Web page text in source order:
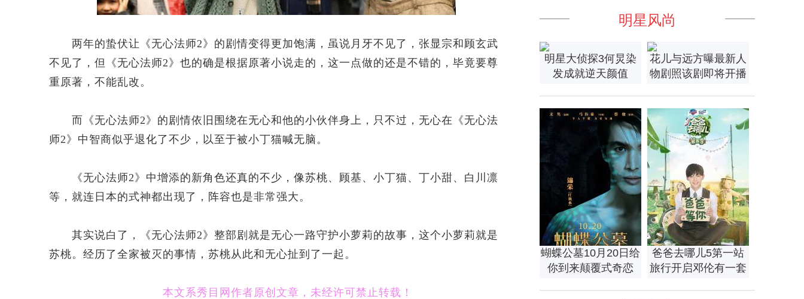
两年的蛰伏让《无心法师2》的剧情变得更加饱满，虽说月牙不见了，张显宗和顾玄武
不见了，但《无心法师2》也的确是根据原著小说走的，这一点做的还是不错的，毕竟要尊
重原著，不能乱改。
而《无心法师2》的剧情依旧围绕在无心和他的小伙伴身上，只不过，无心在《无心法
师2》中智商似乎退化了不少，以至于被小丁猫喊无脑。
《无心法师2》中增添的新角色还真的不少，像苏桃、顾基、小丁猫、丁小甜、白川凛
等，就连日本的式神都出现了，阵容也是非常强大。
其实说白了，《无心法师2》整部剧就是无心一路守护小萝莉的故事，这个小萝莉就是
苏桃。经历了全家被灭的事情，苏桃从此和无心扯到了一起。
本文系秀目网作者原创文章，未经许可禁止转载！
明星风尚
明星大侦探3何炅染
发成就逆天颜值
花儿与远方曝最新人
物剧照该剧即将开播
蝴蝶公墓10月20日给
你到来颠覆式奇恋
爸爸去哪儿5第一站
旅行开启邓伦有一套